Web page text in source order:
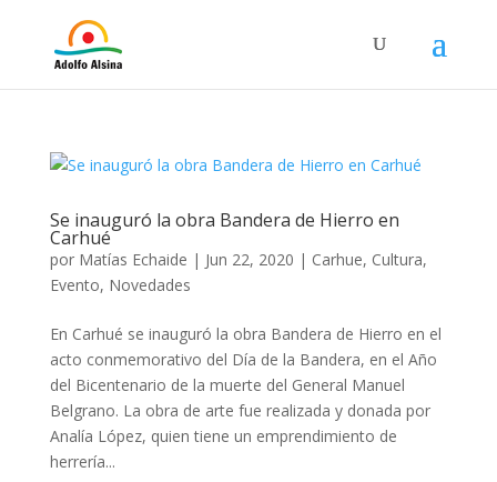
Se inauguró la obra Bandera de Hierro en
Carhué
por Matías Echaide | Jun 22, 2020 | Carhue, Cultura,
Evento, Novedades
En Carhué se inauguró la obra Bandera de Hierro en el
acto conmemorativo del Día de la Bandera, en el Año
del Bicentenario de la muerte del General Manuel
Belgrano. La obra de arte fue realizada y donada por
Analía López, quien tiene un emprendimiento de
herrería...